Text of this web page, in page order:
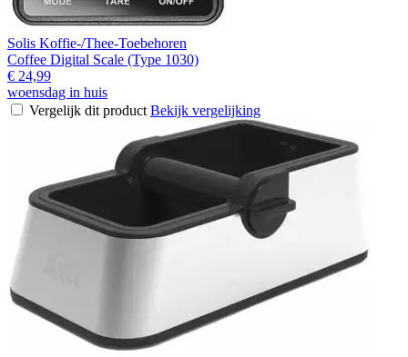
Solis Koffie-/Thee-Toebehoren
Coffee Digital Scale (Type 1030)
€ 24,99
woensdag in huis
Vergelijk dit product Bekijk vergelijking